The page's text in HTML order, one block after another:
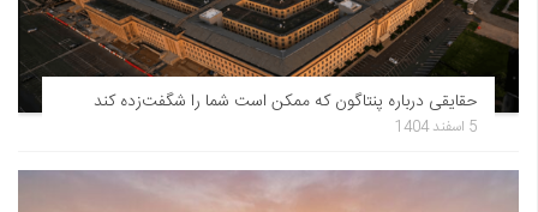
حقایقی درباره پنتاگون که ممکن است شما را شگفت‌زده کند
5 اسفند 1404